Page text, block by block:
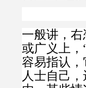
一般讲，
或广义上
容易指认
人士自己